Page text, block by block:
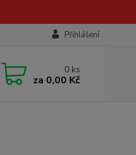
Přihlášení
0 ks
za 0,00 Kč